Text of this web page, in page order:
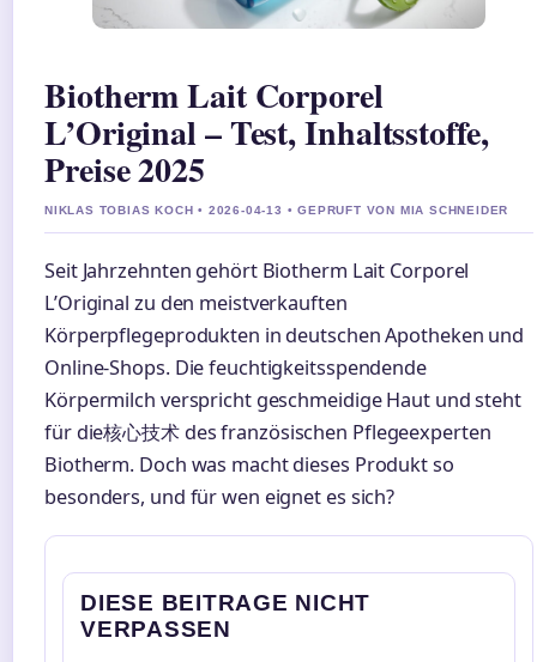
Biotherm Lait Corporel
L’Original – Test, Inhaltsstoffe,
Preise 2025
NIKLAS TOBIAS KOCH • 2026-04-13 • GEPRUFT VON MIA SCHNEIDER
Seit Jahrzehnten gehört Biotherm Lait Corporel
L’Original zu den meistverkauften
Körperpflegeprodukten in deutschen Apotheken und
Online-Shops. Die feuchtigkeitsspendende
Körpermilch verspricht geschmeidige Haut und steht
für die核心技术 des französischen Pflegeexperten
Biotherm. Doch was macht dieses Produkt so
besonders, und für wen eignet es sich?
DIESE BEITRAGE NICHT
VERPASSEN